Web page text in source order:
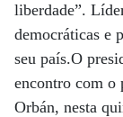
liberdade”.
democráticas e
seu país.O
encontro com
Orbán, nesta